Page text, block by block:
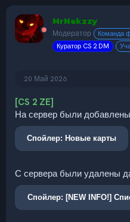
MrNekzzy
Модератор Команда
Куратор CS 2 DM
20 Май 2026
[CS 2 ZE]
На сервер были
Спойлер: Новые карты
С сервера были удалены
Спойлер: [NEW INFO!]